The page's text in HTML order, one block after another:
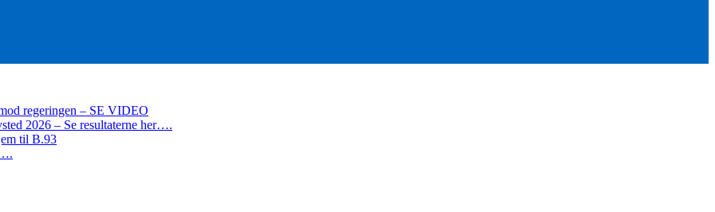
regeringen – SE VIDEO
2026 – Se resultaterne her….
til B.93